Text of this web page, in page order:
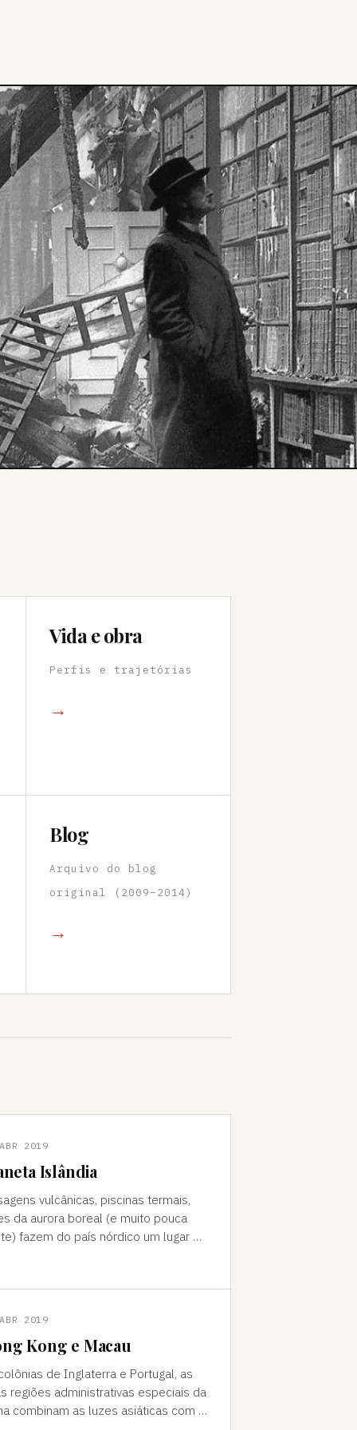
Vida e obra
Perfis e trajetórias
→
Blog
Arquivo do blog
original (2009–2014)
→
2019
Islândia
vulcânicas, piscinas termais,
da aurora boreal (e muito pouca
fazem do país nórdico um lugar de
2019
Kong e Macau
de Inglaterra e Portugal, as
regiões administrativas especiais da
combinam as luzes asiáticas com o